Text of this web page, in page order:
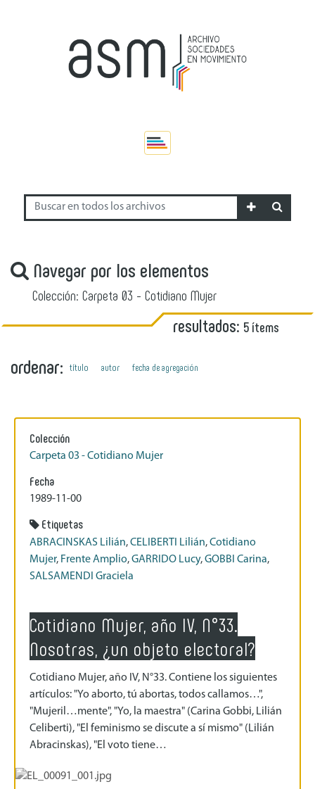
Navegar por los elementos
Colección: Carpeta 03 - Cotidiano Mujer
resultados: 5 ítems
ordenar: título autor fecha de agregación
Colección
Carpeta 03 - Cotidiano Mujer
Fecha
1989-11-00
Etiquetas
ABRACINSKAS Lilián,CELIBERTI Lilián,Cotidiano
Mujer, Frente Amplio,GARRIDO Lucy,GOBBI Carina,
SALSAMENDI Graciela
Cotidiano Mujer, año IV, N°33.
Nosotras, ¿un objeto electoral?
Cotidiano Mujer, año IV, N°33. Contiene los siguientes
artículos: "Yo aborto, tú abortas, todos callamos…",
"Mujeril…mente", "Yo, la maestra" (Carina Gobbi, Lilián
Celiberti), "El feminismo se discute a sí mismo" (Lilián
Abracinskas), "El voto tiene…